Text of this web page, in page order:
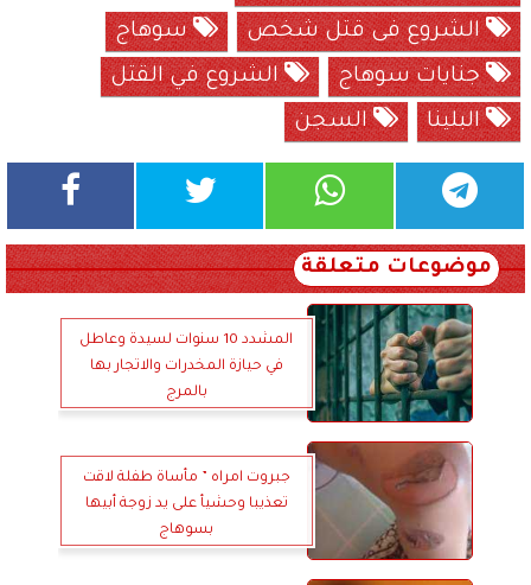
الشروع فى قتل شخص
سوهاج
جنايات سوهاج
الشروع في القتل
البلينا
السجن
موضوعات متعلقة
المشدد 10 سنوات لسيدة وعاطل
في حيازة المخدرات والاتجار بها
بالمرج
جبروت امراه ” مأساة طفلة لاقت
تعذيبا وحشيأ على يد زوجة أبيها
بسوهاج